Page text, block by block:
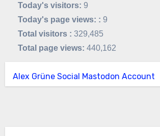
Today's visitors: 9
Today's page views: : 9
Total visitors :329,485
Total page views:440,162
Alex Grüne Social Mastodon Account